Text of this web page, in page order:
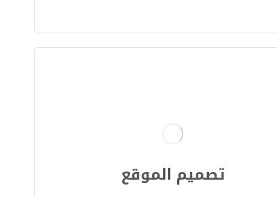
تصميم الموقع